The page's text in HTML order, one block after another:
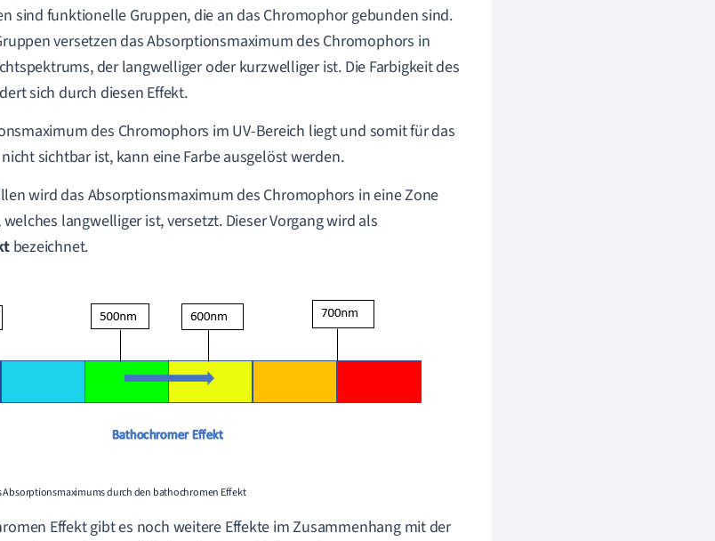
sind funktionelle Gruppen, die an das Chromophor gebunden sind.
versetzen das Absorptionsmaximum des Chromophors in
der langwelliger oder kurzwelliger ist. Die Farbigkeit des
sich durch diesen Effekt.
des Chromophors im UV-Bereich liegt und somit für das
sichtbar ist, kann eine Farbe ausgelöst werden.
wird das Absorptionsmaximum des Chromophors in eine Zone
langwelliger ist, versetzt. Dieser Vorgang wird als
bezeichnet.
Absorptionsmaximums durch den bathochromen Effekt
Effekt gibt es noch weitere Effekte im Zusammenhang mit der